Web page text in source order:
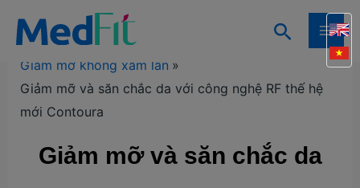
dung
Tìm
kiếm
Trang chủ Kiến thức
Kiến thức giảm mỡ
Giảm mỡ không xâm lấn
Giảm mỡ và săn chắc da với công nghệ RF thế hệ
mới Contoura
Giảm mỡ và săn chắc da